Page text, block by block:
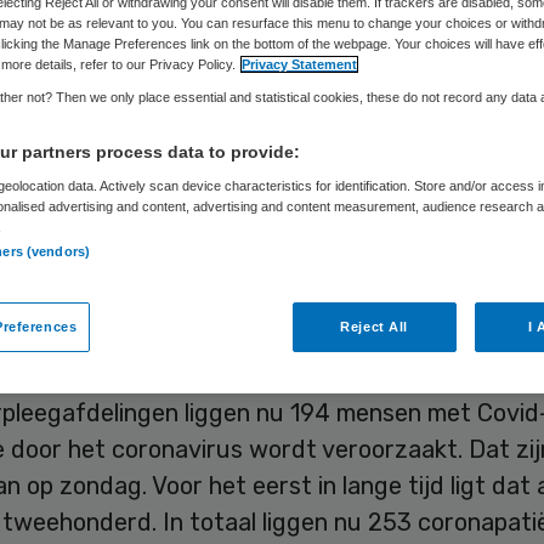
Skipr Redactie 23 juni 2020,08:24 499 keer gelezen
coronapatiënten op de intensive care is
Een geringe stijging en geen reden tot zorg,
het aantal patiënten met Covid-19 in de kliniek
liggen nu 194 mensen met
door het coronavirus wordt veroorzaakt. Dat
op zondag. Voor het eerst in lange tijd ligt dat
In totaal liggen nu 253
not be as relevant to you. You can resurface this menu to change your choices or
the Manage Preferences link on the bottom of the webpage. Your choices will have
details, refer to our Privacy Policy. Privacy Statement
not? Then we only place essential and statistical cookies, these do not record any data
partners process data to provide:
data. Actively scan device characteristics for identification. Store and/or access
advertising and content, advertising and content measurement, audience research
(vendors)
Reject All I